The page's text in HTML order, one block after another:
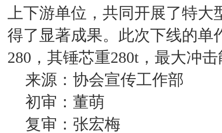
上下游单位，共同开展了特
得了显著成果。此次下线的
280，其锤芯重280t，最大冲
来源：协会宣传工作部
初审：董萌
复审：张宏梅